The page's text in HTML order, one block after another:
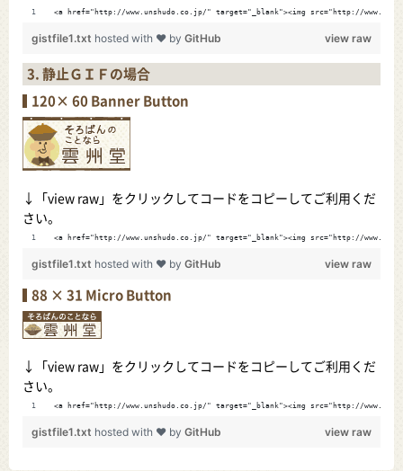
<a href="http://www.unshudo.co.jp/" target="_blank"><img src="http://
view raw
gistfile1.txt hosted with ❤ by GitHub
3. 静止ＧＩＦの場合
120× 60 Banner Button
↓「view raw」をクリックしてコードをコピーしてご利用くだ
さい。
<a href="http://www.unshudo.co.jp/" target="_blank"><img src="http://
view raw
gistfile1.txt hosted with ❤ by GitHub
88 × 31 Micro Button
↓「view raw」をクリックしてコードをコピーしてご利用くだ
さい。
<a href="http://www.unshudo.co.jp/" target="_blank"><img src="http://
view raw
gistfile1.txt hosted with ❤ by GitHub